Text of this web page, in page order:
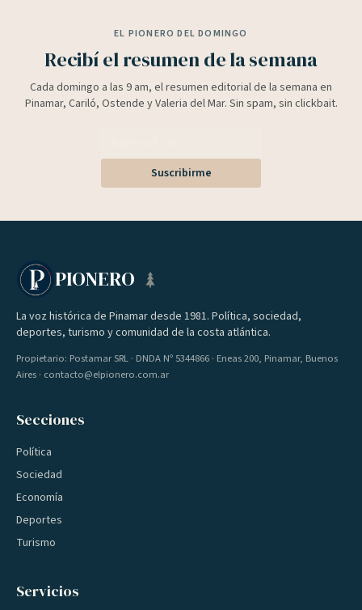
EL PIONERO DEL DOMINGO
Recibí el resumen de la semana
Cada domingo a las 9 am, el resumen editorial de la semana en
Pinamar, Cariló, Ostende y Valeria del Mar. Sin spam, sin clickbait.
Suscribirme
PIONERO
La voz histórica de Pinamar desde 1981. Política, sociedad,
deportes, turismo y comunidad de la costa atlántica.
Propietario: Postamar SRL · DNDA Nº 5344866 · Eneas 200, Pinamar, Buenos
Aires · contacto@elpionero.com.ar
Secciones
Política
Sociedad
Economía
Deportes
Turismo
Servicios